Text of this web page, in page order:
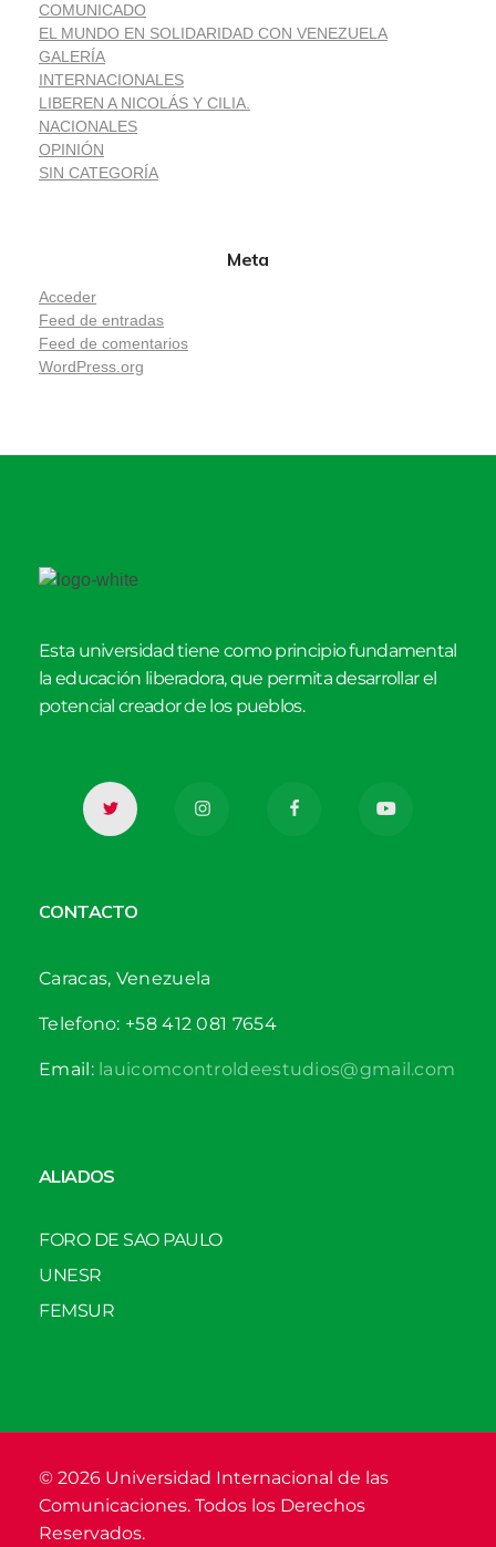
COMUNICADO
EL MUNDO EN SOLIDARIDAD CON VENEZUELA
GALERÍA
INTERNACIONALES
LIBEREN A NICOLÁS Y CILIA.
NACIONALES
OPINIÓN
SIN CATEGORÍA
Meta
Acceder
Feed de entradas
Feed de comentarios
WordPress.org
Esta universidad tiene como principio fundamental
la educación liberadora, que permita desarrollar el
potencial creador de los pueblos.
CONTACTO
Caracas, Venezuela
Telefono: +58 412 081 7654
Email:lauicomcontroldeestudios@gmail.com
ALIADOS
FORO DE SAO PAULO
UNESR
FEMSUR
© 2026 Universidad Internacional de las
Comunicaciones. Todos los Derechos
Reservados.